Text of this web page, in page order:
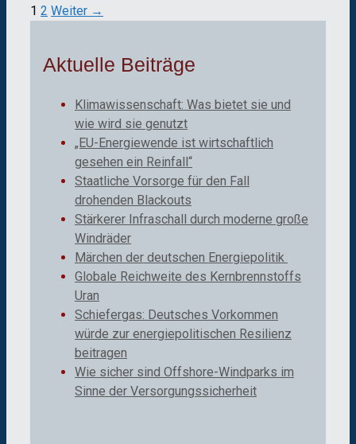
Seite
1 Seite
2 Weiter →
Aktuelle Beiträge
Klimawissenschaft: Was bietet sie und
wie wird sie genutzt
„EU-Energiewende ist wirtschaftlich
gesehen ein Reinfall“
Staatliche Vorsorge für den Fall
drohenden Blackouts
Stärkerer Infraschall durch moderne große
Windräder
Märchen der deutschen Energiepolitik
Globale Reichweite des Kernbrennstoffs
Uran
Schiefergas: Deutsches Vorkommen
würde zur energiepolitischen Resilienz
beitragen
Wie sicher sind Offshore-Windparks im
Sinne der Versorgungssicherheit